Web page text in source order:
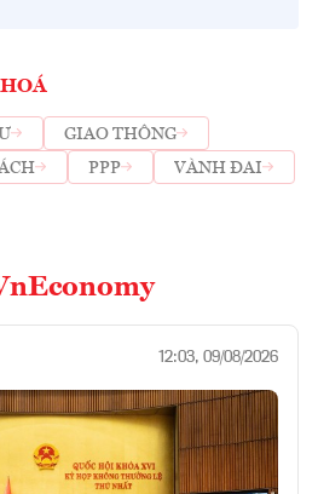
GIAO THÔNG
PPP
VÀNH ĐAI
12:03, 09/08/2026